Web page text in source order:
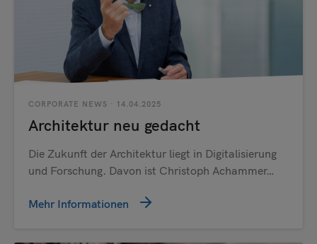
CORPORATE NEWS · 14.04.2025
Architektur neu gedacht
Die Zukunft der Architektur liegt in Digitalisierung
und Forschung. Davon ist Christoph Achammer…
Mehr Informationen